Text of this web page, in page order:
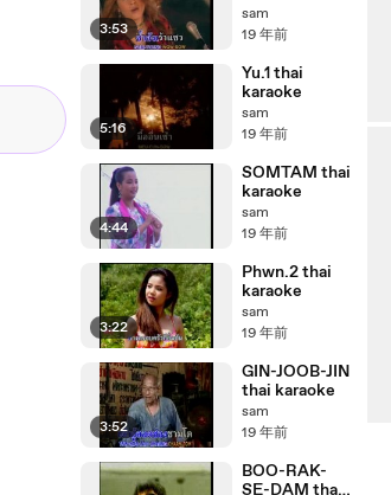
3:53
sam
19 年前
5:16
Yu.1 thai
karaoke
sam
19 年前
4:44
SOMTAM thai
karaoke
sam
19 年前
3:22
Phwn.2 thai
karaoke
sam
19 年前
3:52
GIN-JOOB-JIN
thai karaoke
sam
19 年前
BOO-RAK-
SE-DAM thai